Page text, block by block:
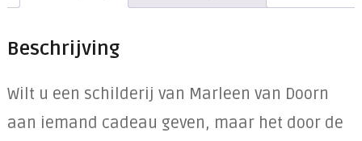
Beschrijving
Wilt u een schilderij van Marleen van Doorn
aan iemand cadeau geven, maar het door de